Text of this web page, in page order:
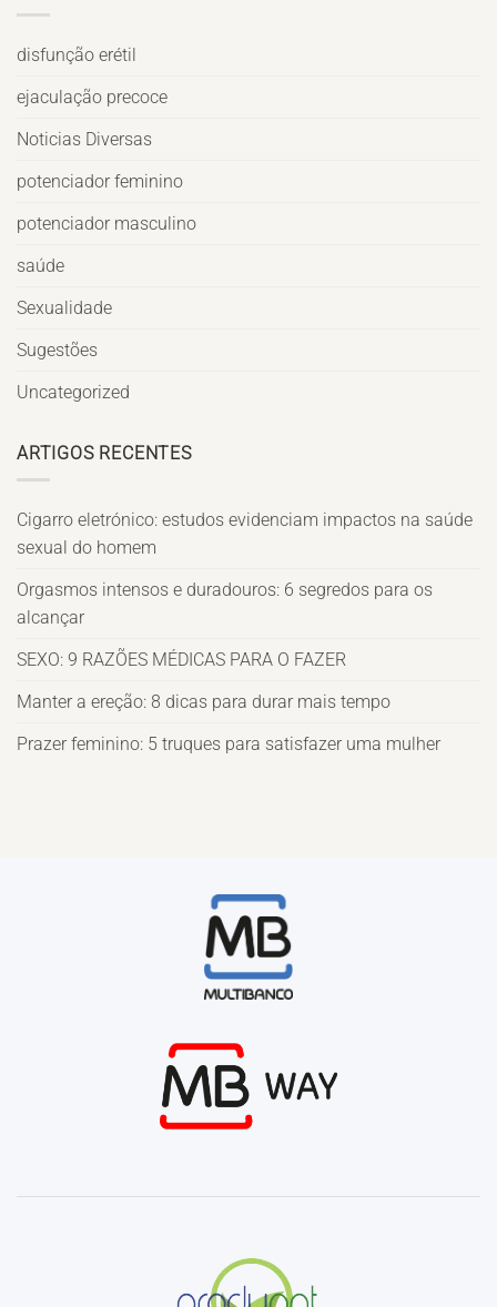
disfunção erétil
ejaculação precoce
Noticias Diversas
potenciador feminino
potenciador masculino
saúde
Sexualidade
Sugestões
Uncategorized
ARTIGOS RECENTES
Cigarro eletrónico: estudos evidenciam impactos na saúde
sexual do homem
Orgasmos intensos e duradouros: 6 segredos para os
alcançar
SEXO: 9 RAZÕES MÉDICAS PARA O FAZER
Manter a ereção: 8 dicas para durar mais tempo
Prazer feminino: 5 truques para satisfazer uma mulher